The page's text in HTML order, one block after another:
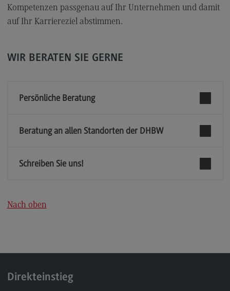
Erasmus+
Englischsprachiger MBA
Interessensvertretungen
Familiengerechte Hochschule
Schwerbehindertenvertretung
Nachhaltige Hochschule
Ideenbox Nachhaltigkeit
Kompetenzen passgenau auf Ihr Unternehmen und damit
auf Ihr Karriereziel abstimmen.
WIR BERATEN SIE GERNE
Persönliche Beratung
Beratung an allen Standorten der DHBW
Schreiben Sie uns!
Nach oben
Direkteinstieg